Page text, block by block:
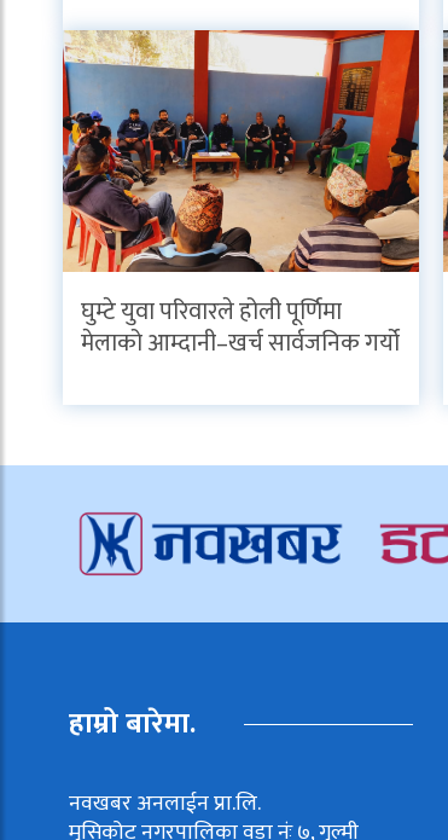
घुम्टे युवा परिवारले होली पूर्णिमा
मेलाको आम्दानी–खर्च सार्वजनिक गर्यो
हाम्रो बारेमा.
नवखबर अनलाईन प्रा.लि.